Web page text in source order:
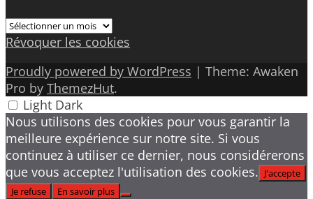
Archives
Révoquer les cookies
Proudly powered by WordPress | Theme: Awaken
Pro by ThemezHut.
Light Dark
Nous utilisons des cookies pour vous garantir la
meilleure expérience sur notre site. Si vous
continuez à utiliser ce dernier, nous considérerons
que vous acceptez l'utilisation des cookies. J'accepte
Je refuse
En savoir plus